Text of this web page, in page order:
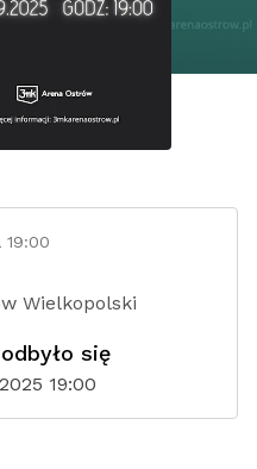
Wielkopolski
się
19:00